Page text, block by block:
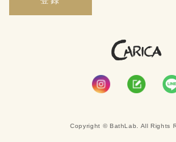
Copyright © BathLab. All Rights